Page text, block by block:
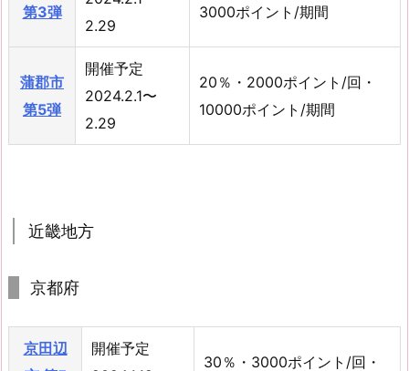
第3弾
2.29
3000ポイント/期間
蒲郡市
第5弾
開催予定
2024.2.1〜
2.29
20％・2000ポイント/回・
10000ポイント/期間
近畿地方
京都府
京田辺
開催予定
30％・3000ポイント/回・